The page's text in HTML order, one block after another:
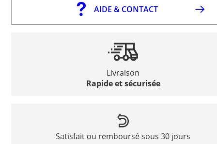
AIDE & CONTACT
Livraison
Rapide et sécurisée
Satisfait ou remboursé sous 30 jours